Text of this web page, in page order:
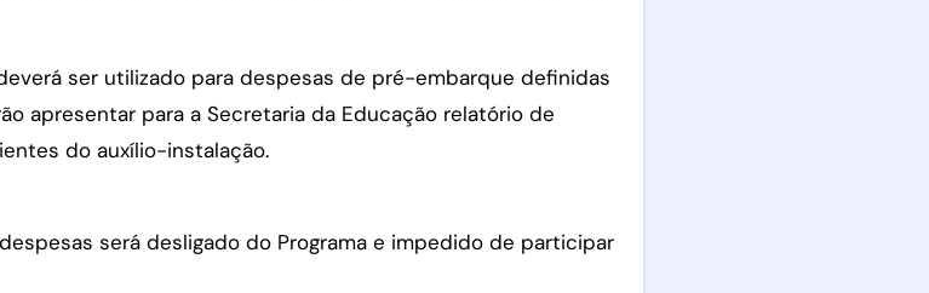
ser utilizado para despesas de pré-embarque definidas
apresentar para a Secretaria da Educação relatório de
do auxílio-instalação.
será desligado do Programa e impedido de participar